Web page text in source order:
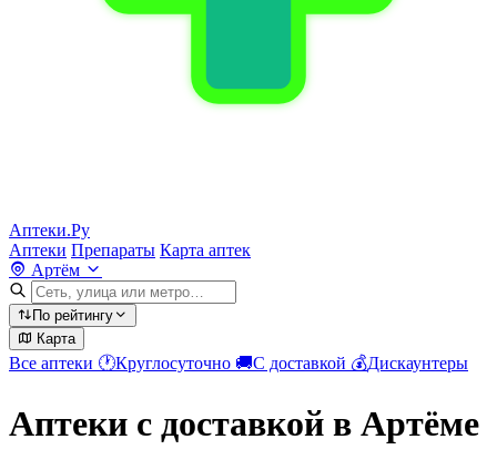
Аптеки.Ру
Аптеки Препараты Карта аптек
Артём
По рейтингу
Карта
Все аптеки 🕐Круглосуточно 🚚С доставкой 💰Дискаунтеры
Аптеки с доставкой в Артёме